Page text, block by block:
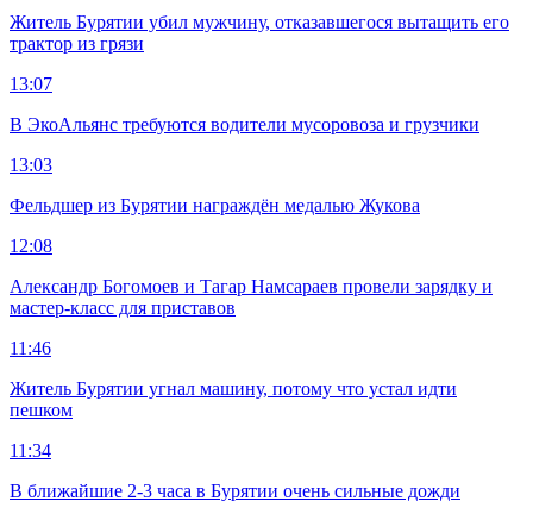
Житель Бурятии убил мужчину, отказавшегося вытащить его
трактор из грязи
13:07
В ЭкоАльянс требуются водители мусоровоза и грузчики
13:03
Фельдшер из Бурятии награждён медалью Жукова
12:08
Александр Богомоев и Тагар Намсараев провели зарядку и
мастер-класс для приставов
11:46
Житель Бурятии угнал машину, потому что устал идти
пешком
11:34
В ближайшие 2-3 часа в Бурятии очень сильные дожди